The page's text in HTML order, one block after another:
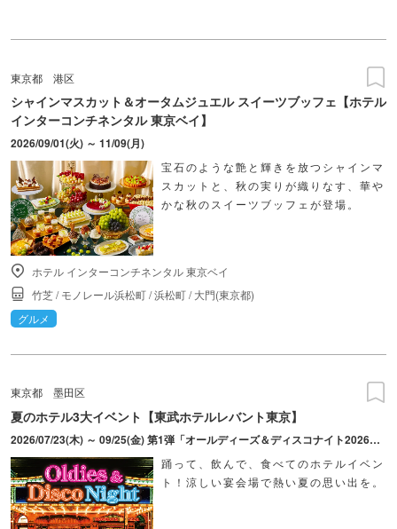
東京都 港区
シャインマスカット＆オータムジュエル スイーツブッフェ【ホテル
インターコンチネンタル 東京ベイ】
2026/09/01(火) ～ 11/09(月)
宝石のような艶と輝きを放つシャインマ
スカットと、秋の実りが織りなす、華や
かな秋のスイーツブッフェが登場。
ホテル インターコンチネンタル 東京ベイ
竹芝/モノレール浜松町/浜松町/大門(東京都)
グルメ
東京都 墨田区
夏のホテル3大イベント【東武ホテルレバント東京】
2026/07/23(木) ～ 09/25(金) 第1弾「オールディーズ＆ディスコナイト2026」：7/23・24 第2弾「LEVANT ビアフェスティバル2026」：8/25～27 第3弾「ベリーダンスショー」：9/24・25
踊って、飲んで、食べてのホテルイベン
ト！涼しい宴会場で熱い夏の思い出を。